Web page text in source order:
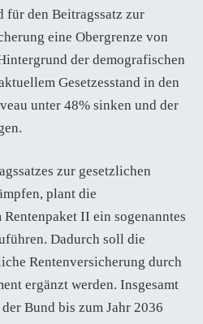
für den Beitragssatz zur
eine Obergrenze von
der demografischen
Gesetzesstand in den
unter 48% sinken und der
zur gesetzlichen
plant die
II ein sogenanntes
Dadurch soll die
Rentenversicherung durch
ergänzt werden. Insgesamt
Bund bis zum Jahr 2036